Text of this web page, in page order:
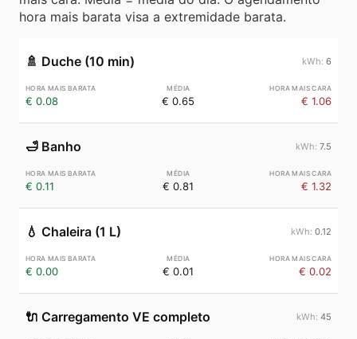
hora mais barata visa a extremidade barata.
🚿 Duche (10 min) 6
€ 0.08 € 0.65 € 1.06
🛁 Banho 7.5
€ 0.11 € 0.81 € 1.32
💧 Chaleira (1 L) 0.12
€ 0.00 € 0.01 € 0.02
🔌 Carregamento VE completo 45